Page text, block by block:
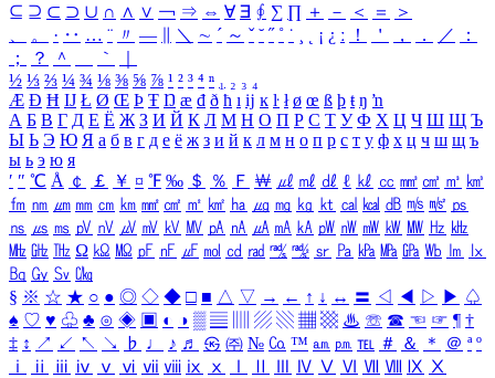
⊆ ⊇ ⊂ ⊃ ∪ ∩ ∧ ∨ ￢ ⇒ ⇔ ∀ ∃ ∮ ∑ ∏ ＋ － ＜ ＝
＞
、
。 · ‥ … ¨ 〃 ― ＼ ∼ ´ ～ ˇ ˘ ˝ ˚ ˙ ¸ ¡ ¿ ː ！ ＇ ， ． ／
：
；
？ ＾ ｀
½ ⅓ ⅔ ¼ ¾ ⅛ ⅜ ⅝ ⅞ ¹ ² ³ ⁴ ⁿ ₁ ₂ ₃ ₄
Æ Ð Ħ Ĳ Ł Ø Œ Þ Ŧ Ŋ æ đ ð ħ ı ĳ ĸ ŀ ł ø œ ß þ ŧ ŋ ŉ
А Б В Г Д Е Ё Ж З И Й К Л М Н О П Р С Т У Ф Х Ц Ч Ш Щ Ъ
Ы Ь Э Ю Я а б в г д е ё ж з и й к л м н о п р с т у ф х ц ч ш щ ъ
ы ь э ю я
′ ″ ℃ Å ￠ ￡ ￥ ¤ ℉ ‰ ＄ ％ Ｆ ￦ ㎕ ㎖ ㎗ ℓ ㎘ ㏄ ㎣ ㎤ ㎥ ㎦
㎙ ㎚ ㎛ ㎜ ㎝ ㎞ ㎟ ㎠ ㎡ ㎢ ㏊ ㎍ ㎎ ㎏ ㏏ ㎈ ㎉ ㏈ ㎧ ㎨ ㎰
㎱ ㎲ ㎳ ㎴ ㎵ ㎶ ㎷ ㎸ ㎹ ㎀ ㎁ ㎂ ㎃ ㎄ ㎺ ㎻ ㎽ ㎾ ㎿ ㎐ ㎑
㎒ ㎓ ㎔ Ω ㏀ ㏁ ㎊ ㎋ ㎌ ㏖ ㏅ ㎭ ㎮ ㎯ ㏛ ㎩ ㎪ ㎫ ㎬ ㏝ ㏐
㏓
㏃ ㏉ ㏜ ㏆
§ ※ ☆ ★ ○ ● ◎ ◇ ◆ □ ■ △ ▽ → ← ↑ ↓ ↔ 〓 ◁ ◀ ▷ ▶ ♤
♠ ♡ ♥ ♧ ♣ ⊙ ◈ ▣ ◐ ◑ ▒ ▤ ▨ ▧ ▦ ▩ ♨ ☏ ☎ ☜ ☞ ¶ †
‡ ↕ ↗ ↙ ↖ ↘ ♭ ♩ ♪ ♬ ㉿ ㈜ № ㏇ ™ ㏂ ㏘ ℡ ＃ ＆ ＊ ＠ ª º
ⅰ
ⅱ ⅲ ⅳ ⅴ ⅵ ⅶ ⅷ ⅸ ⅹ Ⅳ Ⅴ Ⅵ Ⅶ Ⅷ Ⅸ Ⅹ